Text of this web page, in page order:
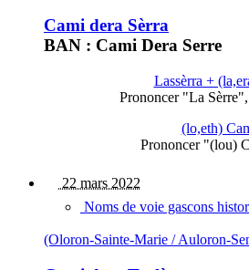
Cami dera Sèrra
BAN : Cami Dera Serre
Lassèrra +
Prononcer "La
(lo,eth)
Prononcer "(lou)
22 mars 2022
Noms de voie gascons
(Oloron-Sainte-Marie / Auloron-